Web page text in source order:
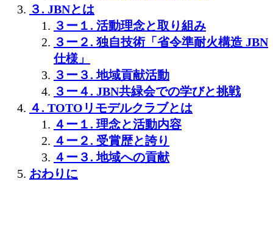
３. JBNとは
３ー１. 活動理念と取り組み
３ー２. 独自技術「省令準耐火構造 JBN
仕様」
３ー３. 地域貢献活動
３ー４. JBN共緑会での学びと挑戦
４. TOTOリモデルクラブとは
４ー１. 理念と活動内容
４ー２. 受賞歴と誇り
４ー３. 地域への貢献
おわりに